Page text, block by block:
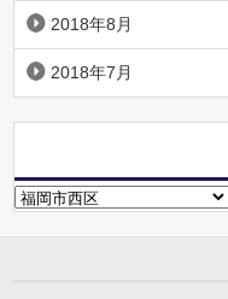
2018年8月
2018年7月
カ